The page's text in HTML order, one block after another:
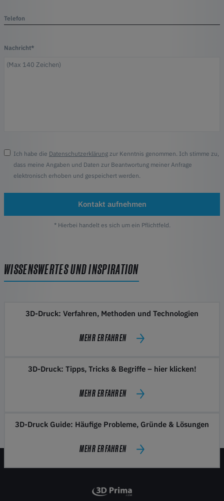
Telefon
Nachricht*
Ich habe die Datenschutzerklärungzur Kenntnis genommen. Ich stimme zu,
dass meine Angaben und Daten zur Beantwortung meiner Anfrage
elektronisch erhoben und gespeichert werden.
Kontakt aufnehmen
* Hierbei handelt es sich um ein Pflichtfeld.
WISSENSWERTES UND INSPIRATION
3D-Druck: Verfahren, Methoden und Technologien
MEHR ERFAHREN
3D-Druck: Tipps, Tricks & Begriffe – hier klicken!
MEHR ERFAHREN
3D-Druck Guide: Häufige Probleme, Gründe & Lösungen
MEHR ERFAHREN